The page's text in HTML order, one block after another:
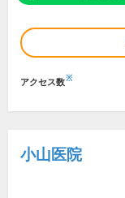
アクセス数※
小山医院